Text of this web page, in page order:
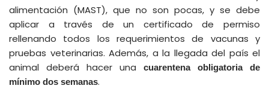
alimentación (MAST), que no son pocas, y se debe
aplicar a través de un certificado de permiso
rellenando todos los requerimientos de vacunas y
pruebas veterinarias. Además, a la llegada del país el
animal deberá hacer una
cuarentena obligatoria de
mínimo dos semanas.